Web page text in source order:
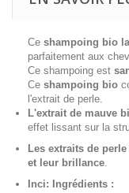
Ce shampoing bio
parfaitement aux
Ce shampoing est
Ce shampoing bio
l'extrait de perle.
L'extrait de mauve
effet lissant sur la
Les extraits de
et leur brillance
Inci: Ingrédients :